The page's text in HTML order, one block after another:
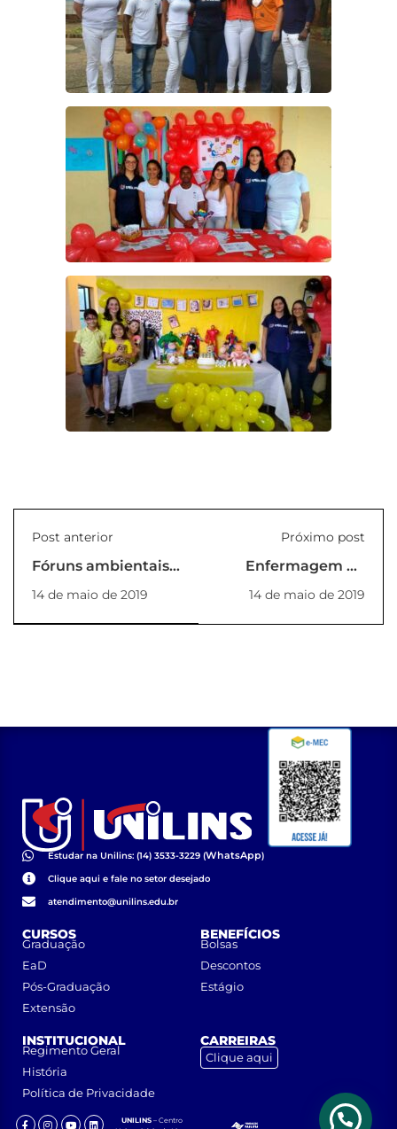
Post anterior
Fóruns ambientais
na Unilins
resultados
14 de maio de 2019
Próximo post
Enfermagem na
SIPAT no Hospital
14 de maio de 2019
Estudar na Unilins: (14) 3533-3229 (WhatsApp)
Clique aqui e fale no setor desejado
atendimento@unilins.edu.br
CURSOS
Graduação
EaD
Pós-Graduação
Extensão
BENEFÍCIOS
Bolsas
Descontos
Estágio
INSTITUCIONAL
Regimento Geral
História
Política de Privacidade
CARREIRAS
Clique aqui
UNILINS – Centro